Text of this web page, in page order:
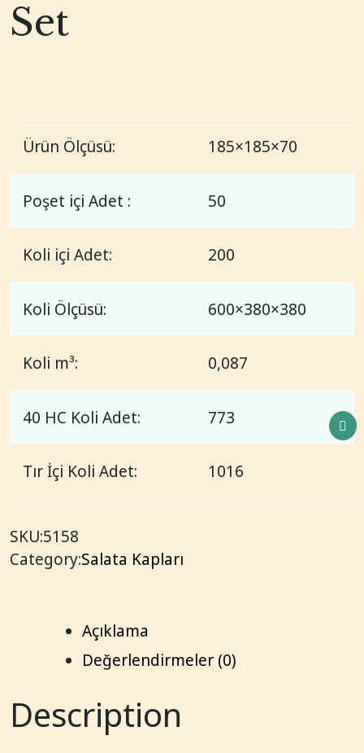
Set
Ürün Ölçüsü: 185×185×70
Poşet içi Adet : 50
Koli içi Adet: 200
Koli Ölçüsü: 600×380×380
Koli m³: 0,087
40 HC Koli Adet: 773
Tır İçi Koli Adet: 1016
SKU:5158
Category:Salata Kapları
Açıklama
Değerlendirmeler (0)
Description